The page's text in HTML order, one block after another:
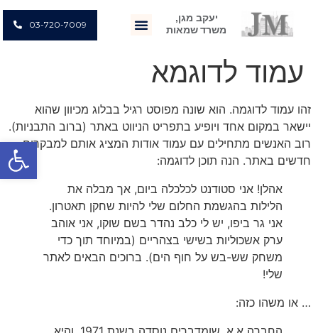
יעקב מגן,
משרד שמאות 03-720-7009
עמוד לדוגמא
זהו עמוד לדוגמה. הוא שונה מפוסט רגיל בבלוג מכיוון שהוא
יישאר במקום אחד ויופיע בתפריט הניווט באתר (ברוב התבניות).
רוב האנשים מתחילים עם עמוד אודות המציג אותם למבקרים
חדשים באתר. הנה תוכן לדוגמה:
אהלן! אני סטודנט לכלכלה ביום, אך מבלה את
הלילות בהגשמת החלום שלי להיות שחקן תאטרון.
אני גר ביפו, יש לי כלב נהדר בשם שוקו, אני אוהב
ערק אשכוליות בשישי בצהריים (במיוחד תוך כדי
משחק שש-בש על חוף הים). ברוכים הבאים לאתר
שלי!
… או משהו כזה: